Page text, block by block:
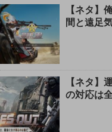
【ネタ】
間と遠足
【ネタ】
の対応は